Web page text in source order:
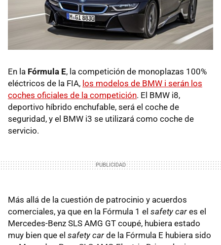
En la Fórmula E, la competición de monoplazas 100%
eléctricos de la FIA, los modelos de BMW i serán los
coches oficiales de la competición. El BMW i8,
deportivo híbrido enchufable, será el coche de
seguridad, y el BMW i3 se utilizará como coche de
servicio.
Más allá de la cuestión de patrocinio y acuerdos
comerciales, ya que en la Fórmula 1 el safety car es el
Mercedes-Benz SLS AMG GT coupé, hubiera estado
muy bien que el safety car de la Fórmula E hubiera sido